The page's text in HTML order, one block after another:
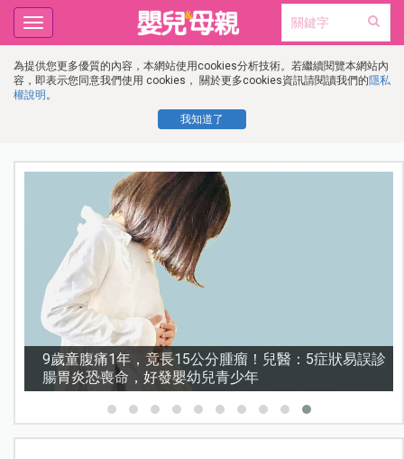
為提供您更多優質的內容，本網站使用cookies分析技術。若繼續閱覽本網站內
容，即表示您同意我們使用 cookies， 關於更多cookies資訊請閱讀我們的隱私
權說明 。
我知道了
Toggle
navigation
謝沛恩︱挺孕肚甜喊「想生五個」！孕期照樣睡地板，
甜曝老公「摔斷手」反變求婚契機